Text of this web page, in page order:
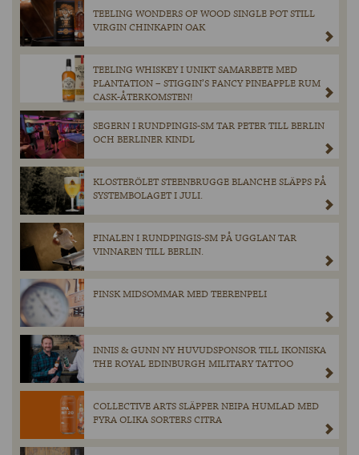
TEELING WONDERS OF WOOD SINGLE POT STILL
VIRGIN CHINKAPIN OAK
TEELING WHISKEY I UNIKT SAMARBETE MED
PLANTATION – STIGGIN’S FANCY PINEAPPLE RUM
CASK-ÅTERKOMSTEN!
SEGERN I RUNDPINGIS-SM TAR PETER TILL BERLIN
OCH BERLINER KINDL
KLOSTERÖLET STEENBRUGGE BLANCHE SLÄPPS PÅ
SYSTEMBOLAGET I JULI.
FINALEN I RUNDPINGIS-SM PÅ UGGLAN TAR
VINNAREN TILL BERLIN.
FINSK MIDSOMMAR MED TEERENPELI
INNIS & GUNN NY HUVUDSPONSOR TILL IKONISKA
THE ROYAL EDINBURGH MILITARY TATTOO
COLLECTIVE ARTS SLÄPPER NEIPA HUMLAD MED
FYRA OLIKA SORTERS CITRA